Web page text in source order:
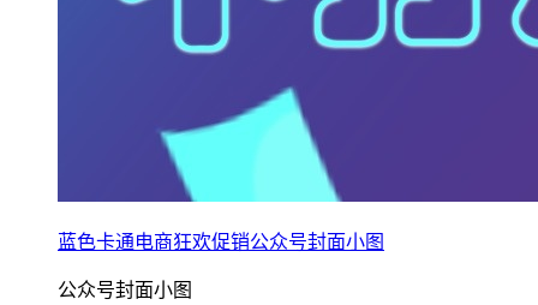
蓝色卡通电商狂欢促销公众号封面小图
公众号封面小图